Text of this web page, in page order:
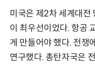
미국은 제2차 세계대전
이 최우선이었다. 항공
게 만들어야 했다. 전쟁
연구했다. 총탄자국은